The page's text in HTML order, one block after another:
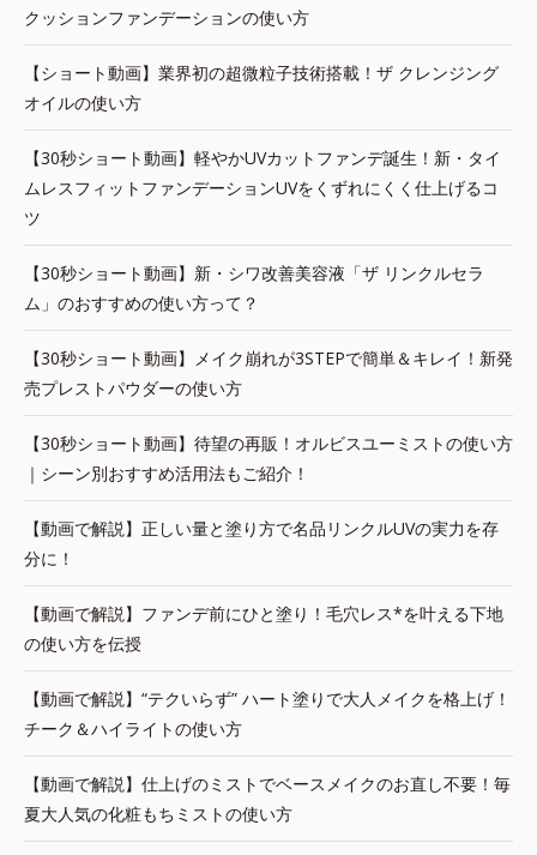
クッションファンデーションの使い方
【ショート動画】業界初の超微粒子技術搭載！ザ クレンジング
オイルの使い方
【30秒ショート動画】軽やかUVカットファンデ誕生！新・タイ
ムレスフィットファンデーションUVをくずれにくく仕上げるコ
ツ
【30秒ショート動画】新・シワ改善美容液「ザ リンクルセラ
ム」のおすすめの使い方って？
【30秒ショート動画】メイク崩れが3STEPで簡単＆キレイ！新発
売プレストパウダーの使い方
【30秒ショート動画】待望の再販！オルビスユーミストの使い方
｜シーン別おすすめ活用法もご紹介！
【動画で解説】正しい量と塗り方で名品リンクルUVの実力を存
分に！
【動画で解説】ファンデ前にひと塗り！毛穴レス*を叶える下地
の使い方を伝授
【動画で解説】“テクいらず” ハート塗りで大人メイクを格上げ！
チーク＆ハイライトの使い方
【動画で解説】仕上げのミストでベースメイクのお直し不要！毎
夏大人気の化粧もちミストの使い方